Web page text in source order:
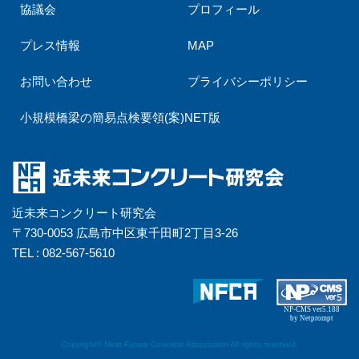
協議会 プロフィール
プレス情報 MAP
お問い合わせ プライバシーポリシー
小規模橋梁の簡易点検要領(案)NET版
近未来コンクリート研究会
〒730-0053 広島市中区東千田町2丁目3-26
TEL : 082-567-5610
NP-CMS ver5.188
by Netprompt
Copyright© Near Future Concrete Association All rights reserved.